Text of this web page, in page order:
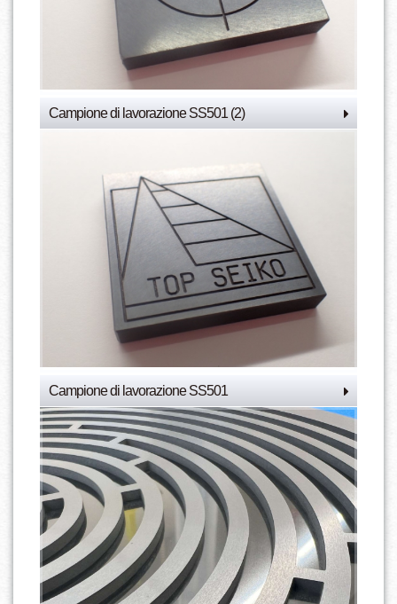
Campione di lavorazione SS501 (2)
Campione di lavorazione SS501